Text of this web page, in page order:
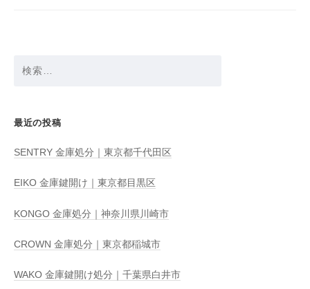
最近の投稿
SENTRY 金庫処分｜東京都千代田区
EIKO 金庫鍵開け｜東京都目黒区
KONGO 金庫処分｜神奈川県川崎市
CROWN 金庫処分｜東京都稲城市
WAKO 金庫鍵開け処分｜千葉県白井市